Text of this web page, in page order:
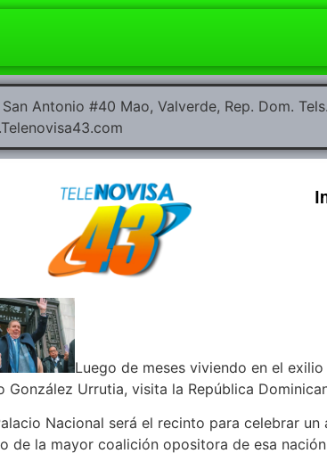
San Antonio #40 Mao, Valverde, Rep. Dom.
Luego de meses viviendo en el
González Urrutia, visita la República
Nacional será el recinto para celebrar
de la mayor coalición opositora de esa